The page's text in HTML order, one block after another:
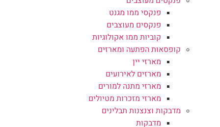
פנקסי ממו מגנט
פנקסים מעוצבים
קוביות ממו אקולוגיות
קופסאות הפתעה ומארזים
מארזי יין
מארזים לאירועים
מארזי מתנה למורים
מארזי מזכרות מטיולים
מדבקות וצנצנות תבלינים
מדבקות